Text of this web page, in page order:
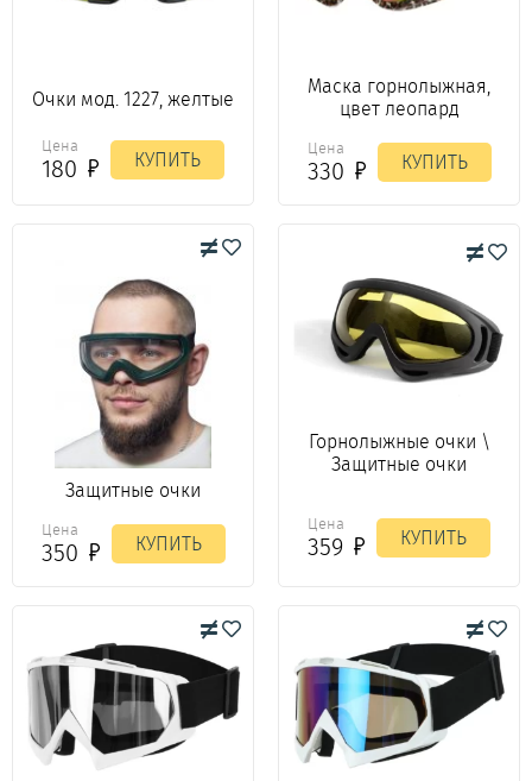
Очки мод. 1227, желтые
Цена
180 КУПИТЬ
Маска горнолыжная,
цвет леопард
Цена
330 КУПИТЬ
Защитные очки
Цена
350 КУПИТЬ
Горнолыжные очки \
Защитные очки
Цена
359 КУПИТЬ